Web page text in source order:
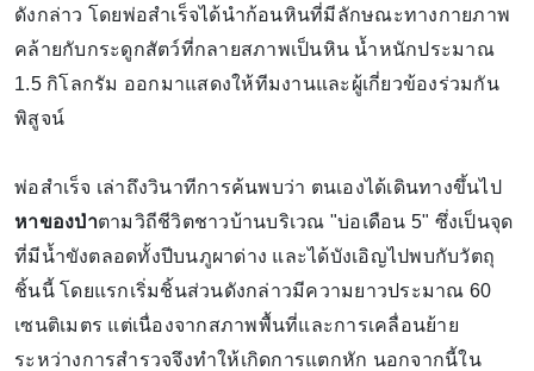
ดังกล่าว โดยพ่อสำเร็จได้นำก้อนหินที่มีลักษณะทางกายภาพ
คล้ายกับกระดูกสัตว์ที่กลายสภาพเป็นหิน น้ำหนักประมาณ
1.5 กิโลกรัม ออกมาแสดงให้ทีมงานและผู้เกี่ยวข้องร่วมกัน
พิสูจน์
พ่อสำเร็จ เล่าถึงวินาทีการค้นพบว่า ตนเองได้เดินทางขึ้นไป
หาของป่าตามวิถีชีวิตชาวบ้านบริเวณ "บ่อเดือน 5" ซึ่งเป็นจุด
ที่มีน้ำขังตลอดทั้งปีบนภูผาด่าง และได้บังเอิญไปพบกับวัตถุ
ชิ้นนี้ โดยแรกเริ่มชิ้นส่วนดังกล่าวมีความยาวประมาณ 60
เซนติเมตร แต่เนื่องจากสภาพพื้นที่และการเคลื่อนย้าย
ระหว่างการสำรวจจึงทำให้เกิดการแตกหัก นอกจากนี้ใน